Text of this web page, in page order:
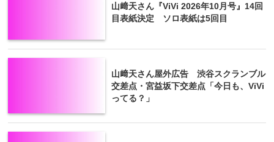
山﨑天さん『ViVi 2026年10月号』14回
目表紙決定 ソロ表紙は5回目
山﨑天さん屋外広告 渋谷スクランブル
交差点・宮益坂下交差点「今日も、ViVi
ってる？」